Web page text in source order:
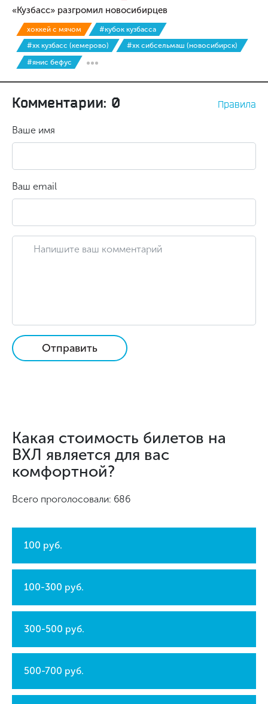
«Кузбасс» разгромил новосибирцев
хоккей с мячом
#кубок кузбасса
#хк кузбасс (кемерово)
#хк сибсельмаш (новосибирск)
#янис бефус
Комментарии: 0 Правила
Ваше имя
Ваш email
Отправить
Какая стоимость билетов на
ВХЛ является для вас
комфортной?
Всего проголосовали: 686
100 руб.
100-300 руб.
300-500 руб.
500-700 руб.